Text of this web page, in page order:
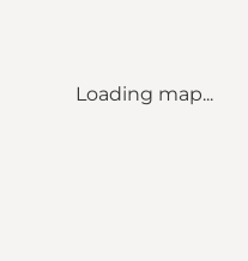
Loading map...